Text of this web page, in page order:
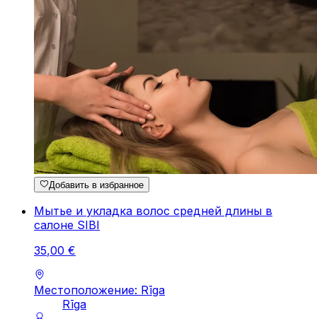
Добавить в избранное
Мытье и укладка волос средней длины в
салоне SIBI
35,00 €
Местоположение: Rīga
Rīga